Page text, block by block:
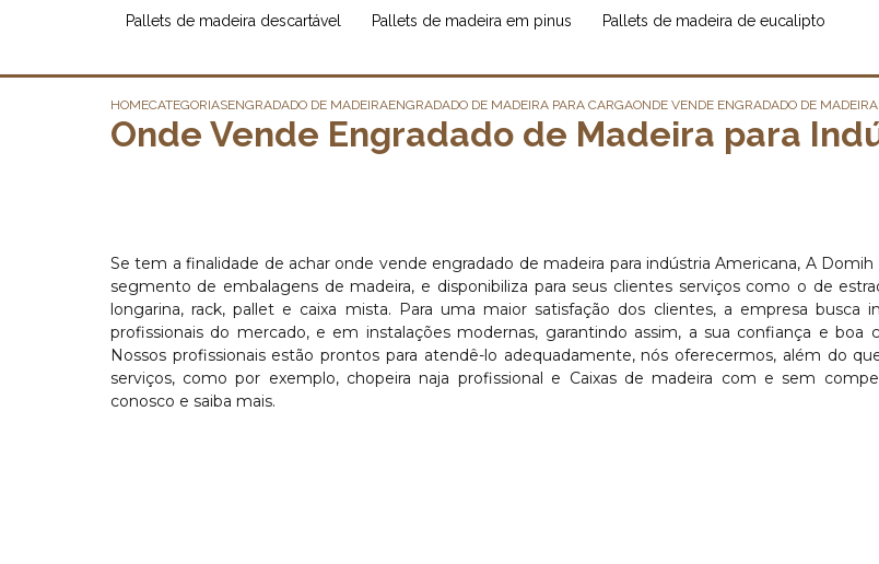
pallets de madeira descartável pallets de madeira em pinus pallets de madeira de eucalipto
HOMECATEGORIASENGRADADO DE MADEIRAENGRADADO DE MADEIRA PARA CARGAONDE VENDE ENGRADADO DE
Onde Vende Engradado de Madeira para
Se tem a finalidade de achar onde vende engradado de madeira para indústria Americana, A
segmento de embalagens de madeira, e disponibiliza para seus clientes serviços como o de
longarina, rack, pallet e caixa mista. Para uma maior satisfação dos clientes, a empresa busca
profissionais do mercado, e em instalações modernas, garantindo assim, a sua confiança e boa
Nossos profissionais estão prontos para atendê-lo adequadamente, nós oferecermos, além do
serviços, como por exemplo, chopeira naja profissional e Caixas de madeira com e sem
conosco e saiba mais.